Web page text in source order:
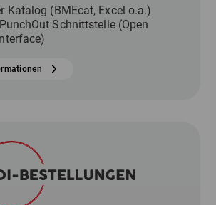
Katalog (BMEcat, Excel o.a.)
Schnittstelle (Open